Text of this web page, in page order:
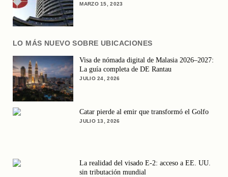
MARZO 15, 2023
LO MÁS NUEVO SOBRE UBICACIONES
Visa de nómada digital de Malasia 2026–2027:
La guía completa de DE Rantau
JULIO 24, 2026
Catar pierde al emir que transformó el Golfo
JULIO 13, 2026
La realidad del visado E-2: acceso a EE. UU.
sin tributación mundial